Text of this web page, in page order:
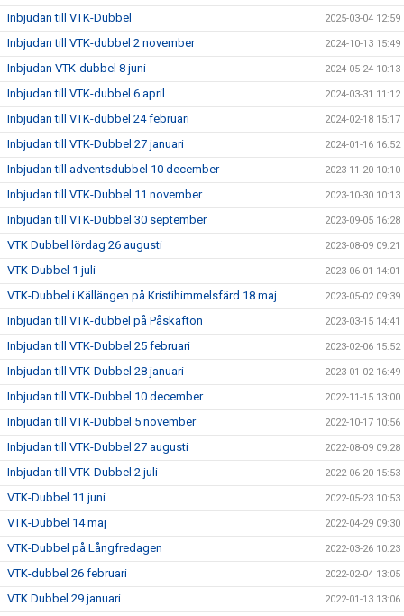
Inbjudan till VTK-Dubbel 2025-03-04 12:59
Inbjudan till VTK-dubbel 2 november 2024-10-13 15:49
Inbjudan VTK-dubbel 8 juni 2024-05-24 10:13
Inbjudan till VTK-dubbel 6 april 2024-03-31 11:12
Inbjudan till VTK-dubbel 24 februari 2024-02-18 15:17
Inbjudan till VTK-Dubbel 27 januari 2024-01-16 16:52
Inbjudan till adventsdubbel 10 december 2023-11-20 10:10
Inbjudan till VTK-Dubbel 11 november 2023-10-30 10:13
Inbjudan till VTK-Dubbel 30 september 2023-09-05 16:28
VTK Dubbel lördag 26 augusti 2023-08-09 09:21
VTK-Dubbel 1 juli 2023-06-01 14:01
VTK-Dubbel i Källängen på Kristihimmelsfärd 18 maj 2023-05-02 09:39
Inbjudan till VTK-dubbel på Påskafton 2023-03-15 14:41
Inbjudan till VTK-Dubbel 25 februari 2023-02-06 15:52
Inbjudan till VTK-Dubbel 28 januari 2023-01-02 16:49
Inbjudan till VTK-Dubbel 10 december 2022-11-15 13:00
Inbjudan till VTK-Dubbel 5 november 2022-10-17 10:56
Inbjudan till VTK-Dubbel 27 augusti 2022-08-09 09:28
Inbjudan till VTK-Dubbel 2 juli 2022-06-20 15:53
VTK-Dubbel 11 juni 2022-05-23 10:53
VTK-Dubbel 14 maj 2022-04-29 09:30
VTK-Dubbel på Långfredagen 2022-03-26 10:23
VTK-dubbel 26 februari 2022-02-04 13:05
VTK Dubbel 29 januari 2022-01-13 13:06